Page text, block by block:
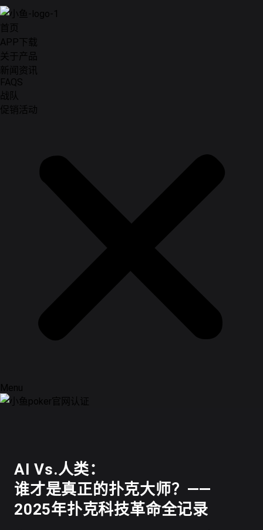
首页
APP下载
关于产品
新闻资讯
FAQS
战队
促销活动
Menu
AI Vs.人类：
谁才是真正的扑克大师？——
2025年扑克科技革命全记录